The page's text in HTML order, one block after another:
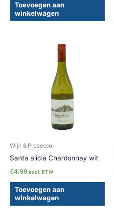
Toevoegen aan
winkelwagen
Wijn & Prosecco
Santa alicia Chardonnay wit
€4.99 excl. BTW
Toevoegen aan
winkelwagen